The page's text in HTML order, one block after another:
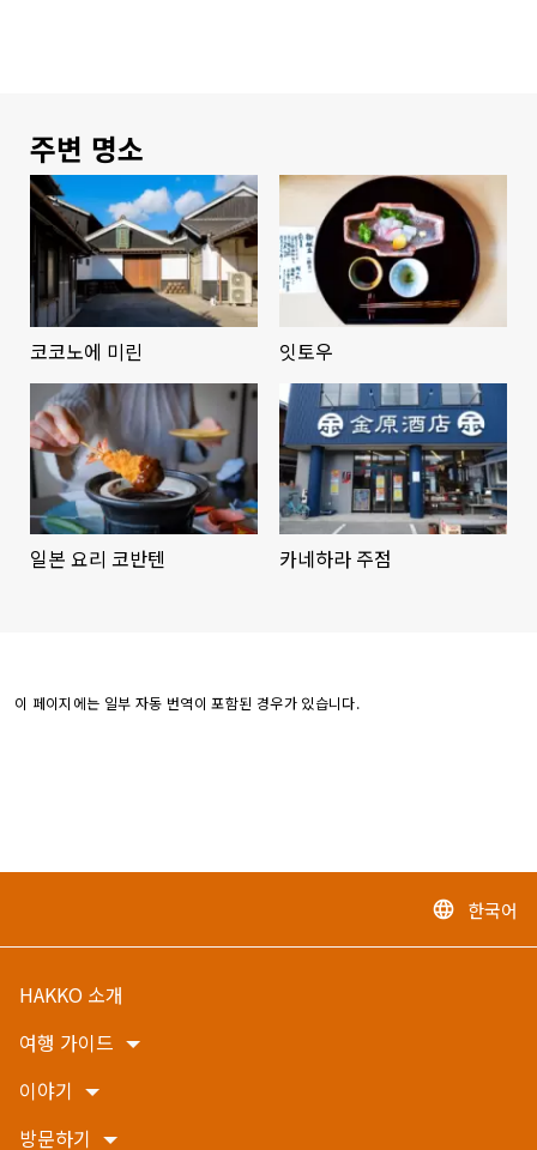
주변 명소
코코노에 미린 잇토우
일본 요리 코반텐 카네하라 주점
이 페이지에는 일부 자동 번역이 포함된 경우가 있습니다.
language 한국어
HAKKO 소개
여행 가이드
이야기
방문하기